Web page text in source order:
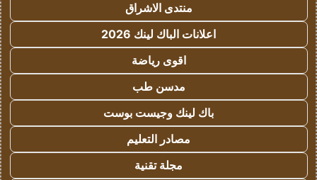
منتدى الاشراق
اعلانات الباك لينك 2026
اقوى رياضة
مدسن طب
باك لينك وجيست بوست
مصادر التعليم
مجلة تقنية